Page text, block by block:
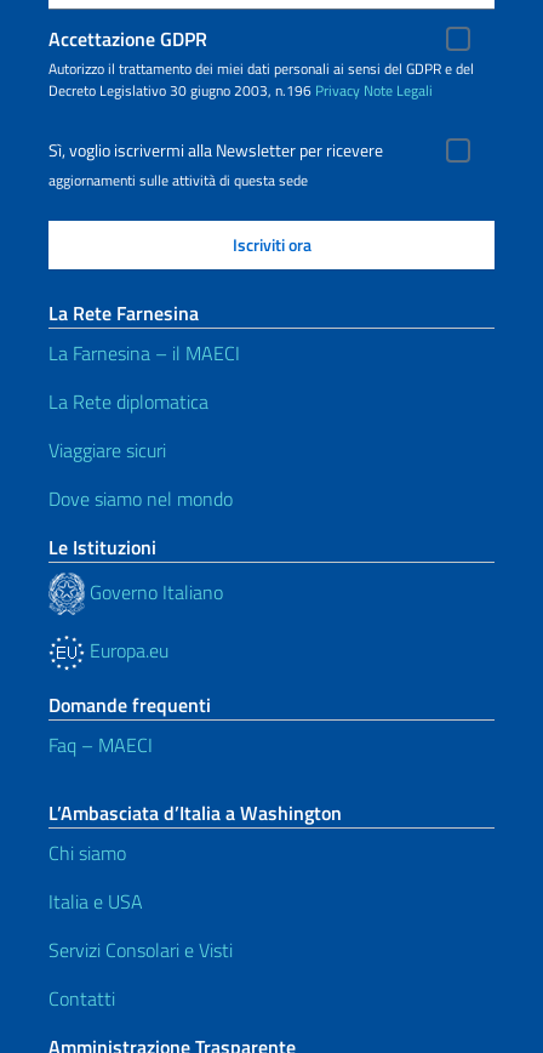
Accettazione GDPR
Autorizzo il trattamento dei miei dati personali ai sensi del GDPR e del
Decreto Legislativo 30 giugno 2003, n.196 Privacy Note Legali
Sì, voglio iscrivermi alla Newsletter per ricevere
aggiornamenti sulle attività di questa sede
La Rete Farnesina
La Farnesina – il MAECI
La Rete diplomatica
Viaggiare sicuri
Dove siamo nel mondo
Le Istituzioni
Governo Italiano
Europa.eu
Domande frequenti
Faq – MAECI
L’Ambasciata d’Italia a Washington
Chi siamo
Italia e USA
Servizi Consolari e Visti
Contatti
Amministrazione Trasparente